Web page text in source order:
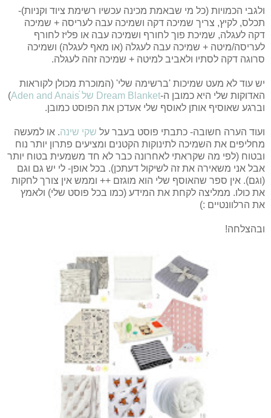
ולגבי הכמויות (כל מי שבאמת מכינה עכשיו רשימת ציוד וקניות)-
תכלס, לקיץ, צריך שמיכה דקה ושמיכה עבה לעריסה + שמיכה
דקה לעגלה, שמיכת פוך לחורף ושמיכה עבה או פליז לחורף
לעריסה/מיטה + שמיכה עבה לעגלה (או מאף לעגלה) ושמיכה
סרוגה דקה לסתיו ולאביב למיטה + שמיכה זהה לעגלה.
יש עוד לא מעט שמיכות 'ברשימה שלי' (המוכרת מכולן לקוראות
האדוקות שלי היא כמובן ה-Dream Blanket של Aden and Anaisׂׂׂׂ
)
וברגע שאוסיף אותן לאוסף שלי אעדכן את הפוסט כמובן.
ועוד הערה חשובה- כתבתי פוסט בעבר על שקי שינה. או למעשה
מחליפים את השמיכה לתינוקות הקטנים ומציעים פתרון יותר נוח
ובטוח (לפי מה שקראתי לאחרונה כבר לא חד משמעית בטוח יותר
אבל אני משאירה את זה לשיקול דעתכן). בכל אופן- לי יש גם וגם
(וגם). אין ספר שהאוסף שלי הוא מוגזם ++ וממש אין צורך לחקות
את כולו. ממליצה לקחת את המידע (כמו בכל פוסט שלי) ולאמץ
את הרלוונטיים :)
ובהצלחה!